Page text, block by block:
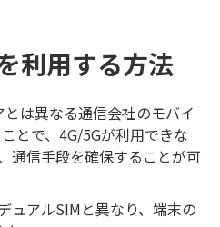
利用する方法
は異なる通信会社のモバイ
とで、4G/5Gが利用できな
通信手段を確保することが可
ュアルSIMと異なり、端末の